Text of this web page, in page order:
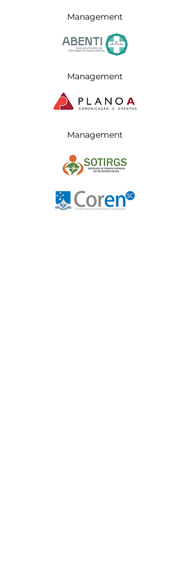
Management
Management
Management